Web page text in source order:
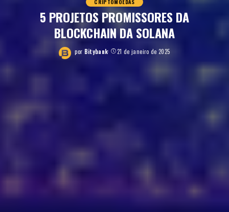
CRIPTOMOEDAS
5 PROJETOS PROMISSORES DA
BLOCKCHAIN DA SOLANA
por Bitybank 21 de janeiro de 2025